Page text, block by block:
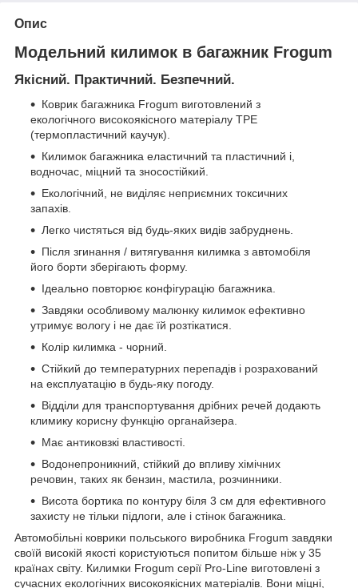
Опис
Модельний килимок в багажник Frogum
Якісний. Практичний. Безпечний.
Коврик багажника Frogum виготовлений з
екологічного високоякісного матеріалу TPE
(термопластичний каучук).
Килимок багажника еластичний та пластичний і,
водночас, міцний та зносостійкий.
Екологічний, не виділяє неприємних токсичних
запахів.
Легко чистяться від будь-яких видів забруднень.
Після згинання / витягування килимка з автомобіля
його борти зберігають форму.
Ідеально повторює конфігурацію багажника.
Завдяки особливому малюнку килимок ефективно
утримує вологу і не дає їй розтікатися.
Колір килимка - чорний.
Стійкий до температурних перепадів і розрахований
на експлуатацію в будь-яку погоду.
Відділи для транспортування дрібних речей додають
климику корисну функцію органайзера.
Має антиковзкі властивості.
Водонепроникний, стійкий до впливу хімічних
речовин, таких як бензин, мастила, розчинники.
Висота бортика по контуру біля 3 см для ефективного
захисту не тільки підлоги, але і стінок багажника.
Автомобільні коврики польського виробника Frogum завдяки
своїй високій якості користуються попитом більше ніж у 35
країнах світу. Килимки Frogum серії Pro-Line виготовлені з
сучасних екологічних високоякісних матеріалів. Вони міцні,